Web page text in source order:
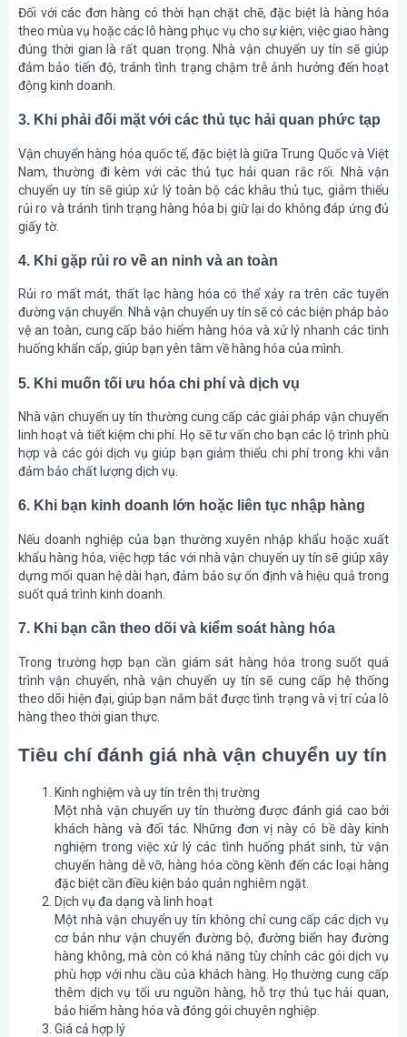
Đối với các đơn hàng có thời hạn chặt chẽ, đặc biệt là hàng hóa
theo mùa vụ hoặc các lô hàng phục vụ cho sự kiện, việc giao hàng
đúng thời gian là rất quan trọng. Nhà vận chuyển uy tín sẽ giúp
đảm bảo tiến độ, tránh tình trạng chậm trễ ảnh hưởng đến hoạt
động kinh doanh.
3. Khi phải đối mặt với các thủ tục hải quan phức tạp
Vận chuyển hàng hóa quốc tế, đặc biệt là giữa Trung Quốc và Việt
Nam, thường đi kèm với các thủ tục hải quan rắc rối. Nhà vận
chuyển uy tín sẽ giúp xử lý toàn bộ các khâu thủ tục, giảm thiểu
rủi ro và tránh tình trạng hàng hóa bị giữ lại do không đáp ứng đủ
giấy tờ.
4. Khi gặp rủi ro về an ninh và an toàn
Rủi ro mất mát, thất lạc hàng hóa có thể xảy ra trên các tuyến
đường vận chuyển. Nhà vận chuyển uy tín sẽ có các biện pháp bảo
vệ an toàn, cung cấp bảo hiểm hàng hóa và xử lý nhanh các tình
huống khẩn cấp, giúp bạn yên tâm về hàng hóa của mình.
5. Khi muốn tối ưu hóa chi phí và dịch vụ
Nhà vận chuyển uy tín thường cung cấp các giải pháp vận chuyển
linh hoạt và tiết kiệm chi phí. Họ sẽ tư vấn cho bạn các lộ trình phù
hợp và các gói dịch vụ giúp bạn giảm thiểu chi phí trong khi vẫn
đảm bảo chất lượng dịch vụ.
6. Khi bạn kinh doanh lớn hoặc liên tục nhập hàng
Nếu doanh nghiệp của bạn thường xuyên nhập khẩu hoặc xuất
khẩu hàng hóa, việc hợp tác với nhà vận chuyển uy tín sẽ giúp xây
dựng mối quan hệ dài hạn, đảm bảo sự ổn định và hiệu quả trong
suốt quá trình kinh doanh.
7. Khi bạn cần theo dõi và kiểm soát hàng hóa
Trong trường hợp bạn cần giám sát hàng hóa trong suốt quá
trình vận chuyển, nhà vận chuyển uy tín sẽ cung cấp hệ thống
theo dõi hiện đại, giúp bạn nắm bắt được tình trạng và vị trí của lô
hàng theo thời gian thực.
Tiêu chí đánh giá nhà vận chuyển uy tín
Kinh nghiệm và uy tín trên thị trường
Một nhà vận chuyển uy tín thường được đánh giá cao bởi
khách hàng và đối tác. Những đơn vị này có bề dày kinh
nghiệm trong việc xử lý các tình huống phát sinh, từ vận
chuyển hàng dễ vỡ, hàng hóa cồng kềnh đến các loại hàng
đặc biệt cần điều kiện bảo quản nghiêm ngặt.
Dịch vụ đa dạng và linh hoạt
Một nhà vận chuyển uy tín không chỉ cung cấp các dịch vụ
cơ bản như vận chuyển đường bộ, đường biển hay đường
hàng không, mà còn có khả năng tùy chỉnh các gói dịch vụ
phù hợp với nhu cầu của khách hàng. Họ thường cung cấp
thêm dịch vụ tối ưu nguồn hàng, hỗ trợ thủ tục hải quan,
bảo hiểm hàng hóa và đóng gói chuyên nghiệp.
Giá cả hợp lý